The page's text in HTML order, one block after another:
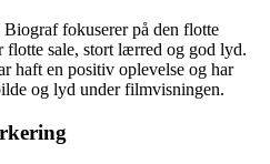
fokuserer på den flotte
flotte sale, stort lærred og god lyd.
haft en positiv oplevelse og har
og lyd under filmvisningen.